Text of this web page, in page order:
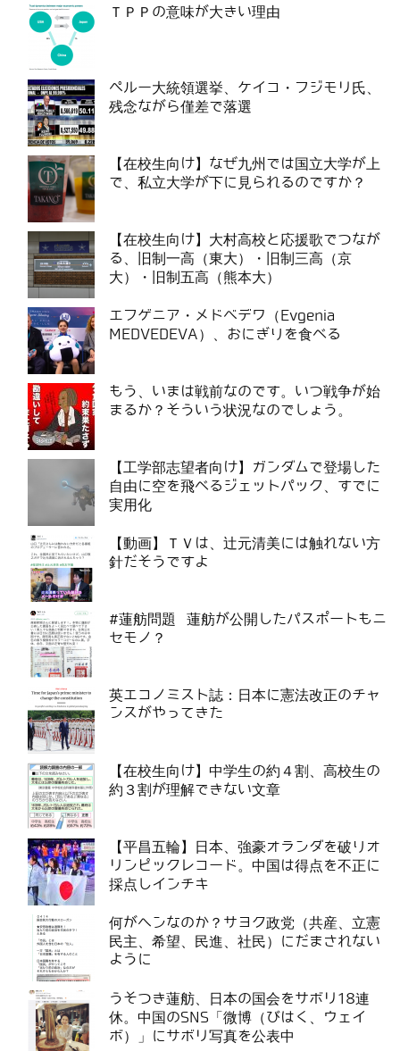
ＴＰＰの意味が大きい理由
ペルー大統領選挙、ケイコ・フジモリ氏、
残念ながら僅差で落選
【在校生向け】なぜ九州では国立大学が上
で、私立大学が下に見られるのですか？
【在校生向け】大村高校と応援歌でつなが
る、旧制一高（東大）・旧制三高（京
大）・旧制五高（熊本大）
エフゲニア・メドベデワ（Evgenia
MEDVEDEVA）、おにぎりを食べる
もう、いまは戦前なのです。いつ戦争が始
まるか？そういう状況なのでしょう。
【工学部志望者向け】ガンダムで登場した
自由に空を飛べるジェットパック、すでに
実用化
【動画】ＴＶは、辻元清美には触れない方
針だそうですよ
#蓮舫問題 蓮舫が公開したパスポートもニ
セモノ？
英エコノミスト誌：日本に憲法改正のチャ
ンスがやってきた
【在校生向け】中学生の約４割、高校生の
約３割が理解できない文章
【平昌五輪】日本、強豪オランダを破りオ
リンピックレコード。中国は得点を不正に
採点しインチキ
何がヘンなのか？サヨク政党（共産、立憲
民主、希望、民進、社民）にだまされない
ように
うそつき蓮舫、日本の国会をサボリ18連
休。中国のSNS「微博（びはく、ウェイ
ボ）」にサボリ写真を公表中